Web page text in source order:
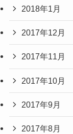
2018年1月
2017年12月
2017年11月
2017年10月
2017年9月
2017年8月